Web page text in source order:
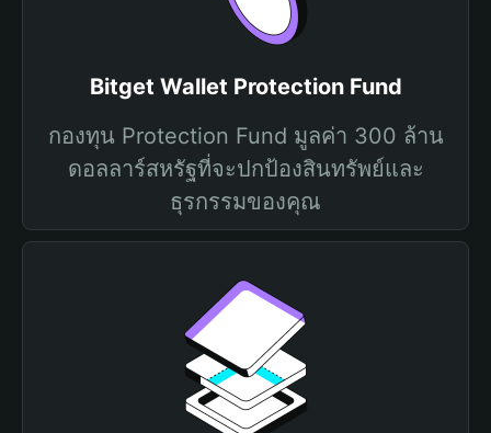
Bitget Wallet Protection Fund
กองทุน Protection Fund มูลค่า 300 ล้าน
ดอลลาร์สหรัฐที่จะปกป้องสินทรัพย์และ
ธุรกรรมของคุณ